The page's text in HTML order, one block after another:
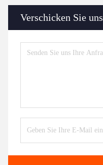
Verschicken Sie uns